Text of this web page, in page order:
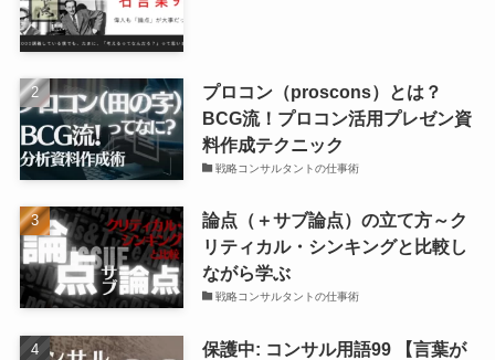
プロコン（proscons）とは？
BCG流！プロコン活用プレゼン資
料作成テクニック
戦略コンサルタントの仕事術
論点（＋サブ論点）の立て方～ク
リティカル・シンキングと比較し
ながら学ぶ
戦略コンサルタントの仕事術
保護中: コンサル用語99 【言葉が